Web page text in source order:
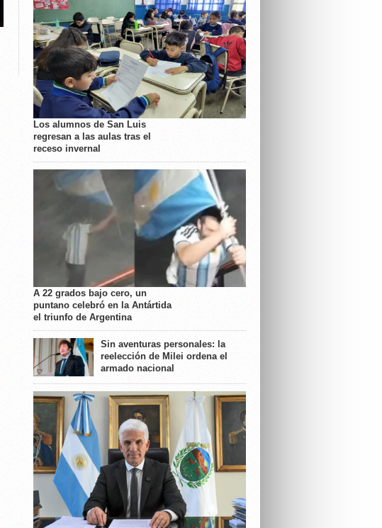
Los alumnos de San Luis
regresan a las aulas tras el
receso invernal
A 22 grados bajo cero, un
puntano celebró en la Antártida
el triunfo de Argentina
Sin aventuras personales: la
reelección de Milei ordena el
armado nacional